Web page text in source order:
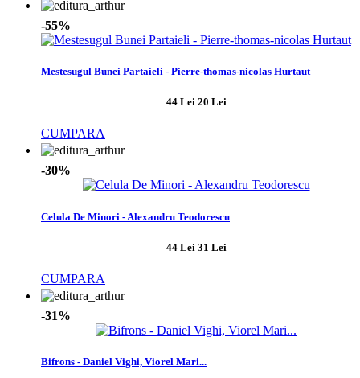
-55%
Mestesugul Bunei Partaieli - Pierre-thomas-nicolas Hurtaut
44 Lei20 Lei
CUMPARA
-30%
Celula De Minori - Alexandru Teodorescu
44 Lei 31 Lei
CUMPARA
-31%
Bifrons - Daniel Vighi, Viorel Mari...